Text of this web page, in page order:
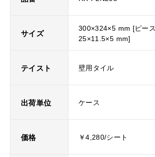
サイズ
300×324×5 mm [ピース
25×11.5×5 mm]
テイスト 壁用タイル
出荷単位 ケース
価格 ￥4,280/シート